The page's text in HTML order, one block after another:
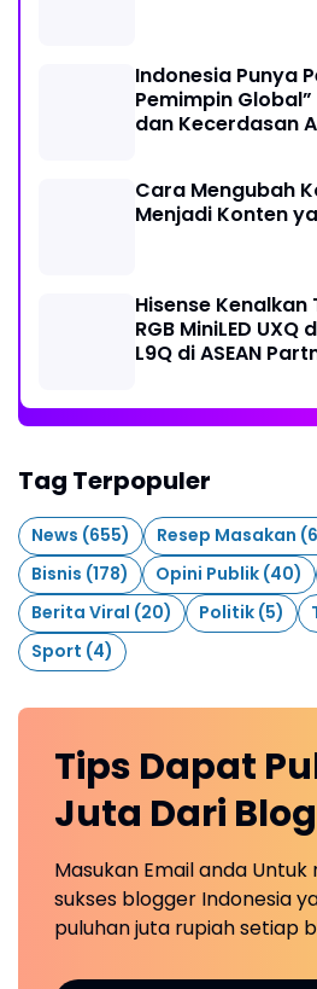
Indonesia Punya
Pemimpin
dan Kecerdasan
Cara Mengubah
Menjadi Konten
Hisense Kenalkan
RGB MiniLED
L9Q di ASEAN
Tag Terpopuler
News (655) Resep Masakan
Bisnis (178) Opini Publik (40)
Berita Viral (20) Politik (5)
Sport (4)
Tips Dapat
Juta Dari
Masukan Email anda
sukses blogger Indonesia
puluhan juta rupiah setiap